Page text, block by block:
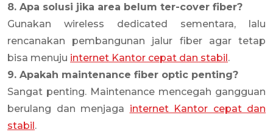
8. Apa solusi jika area belum ter-cover fiber?
Gunakan wireless dedicated sementara, lalu
rencanakan pembangunan jalur fiber agar tetap
bisa menuju internet Kantor cepat dan stabil.
9. Apakah maintenance fiber optic penting?
Sangat penting. Maintenance mencegah gangguan
berulang dan menjaga internet Kantor cepat dan
stabil.